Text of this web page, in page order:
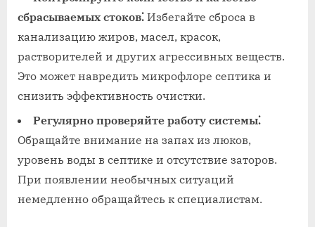
сбрасываемых стоков⁚ Избегайте сброса в
канализацию жиров‚ масел‚ красок‚
растворителей и других агрессивных веществ.
Это может навредить микрофлоре септика и
снизить эффективность очистки.
Регулярно проверяйте работу системы⁚
Обращайте внимание на запах из люков‚
уровень воды в септике и отсутствие заторов.
При появлении необычных ситуаций
немедленно обращайтесь к специалистам.